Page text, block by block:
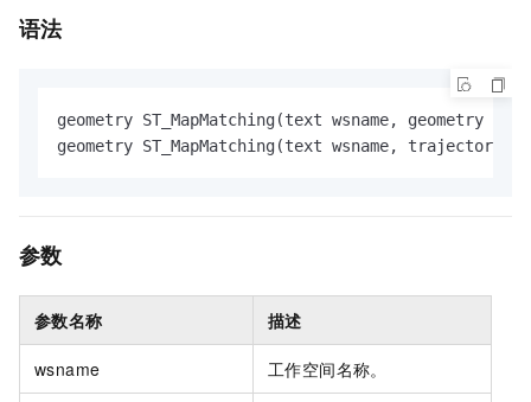
语法
geometry ST_MapMatching(text wsname, geometry
geometry ST_MapMatching(text wsname,
参数
参数名称 描述
wsname 工作空间名称。